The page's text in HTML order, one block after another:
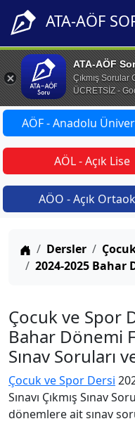
ATA-AÖF
ATA-AÖF
Çıkmış Sorular
ÜCRETSİZ -
AÖF - Anadolu
AÖL - Açık Lise
AÖO - Açık
Anasayfa
Dersler
2024-2025 Bahar
Çocuk ve Spor
Bahar Dönemi
Sınav Soruları
Çocuk ve Spor Dersi
Sınavı Çıkmış Sınav
dönemlere ait sınav